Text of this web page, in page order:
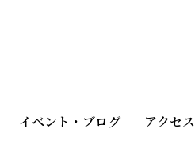
イベント・ブログ アクセス